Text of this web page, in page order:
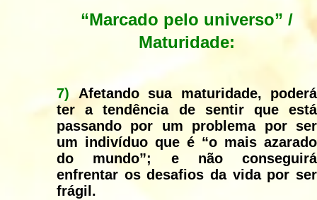
“Marcado pelo universo” /
Maturidade:
7)Afetando sua maturidade, poderá
ter a tendência de sentir que está
passando por um problema por ser
um indivíduo que é “o mais azarado
do mundo”; e não conseguirá
enfrentar os desafios da vida por ser
frágil.